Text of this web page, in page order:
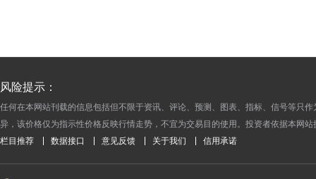
2017-05-10
2016-09-12
2016-09-09
风险提示：
任何在本网站刊载的信息包括但不限于资讯、评论、预测、图表、指标、信号等只
异，该价格仅为指示性价格反映行情走势，不宜为交易目的使用。投资者依据本网
栏目推荐 数据接口 意见反馈 关于我们 信用承诺